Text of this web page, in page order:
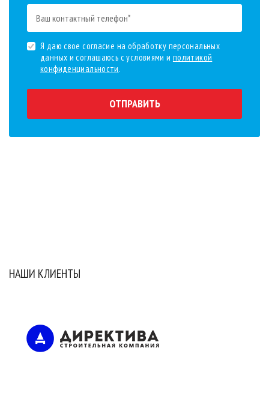
Я даю свое согласие на обработку персональных
данных и соглашаюсь с условиями и политикой
конфиденциальности.
ОТПРАВИТЬ
НАШИ КЛИЕНТЫ